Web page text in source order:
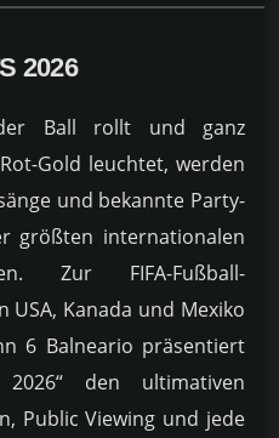
2026
Ball rollt und ganz
Gold leuchtet, werden
und bekannte Party-
größten internationalen
Zur FIFA-Fußball-
USA, Kanada und Mexiko
6 Balneario präsentiert
den ultimativen
Public Viewing und jede